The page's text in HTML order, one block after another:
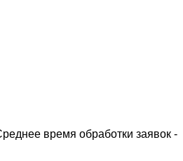
время обработки заявок -